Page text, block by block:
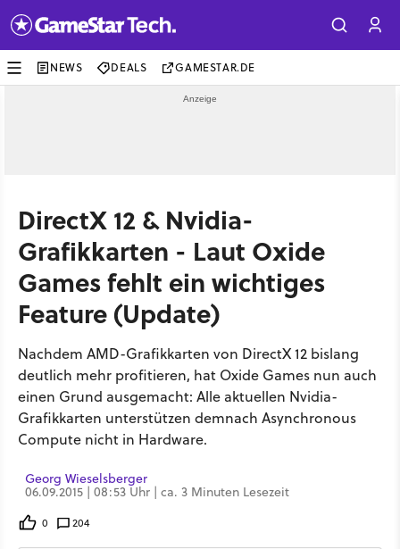
NEWS DEALS GAMESTAR.DE
DirectX 12 & Nvidia-
Grafikkarten - Laut Oxide
Games fehlt ein wichtiges
Feature (Update)
Nachdem AMD-Grafikkarten von DirectX 12 bislang
deutlich mehr profitieren, hat Oxide Games nun auch
einen Grund ausgemacht: Alle aktuellen Nvidia-
Grafikkarten unterstützen demnach Asynchronous
Compute nicht in Hardware.
Georg Wieselsberger
06.09.2015 | 08:53 Uhr | ca. 3 Minuten Lesezeit
0 204